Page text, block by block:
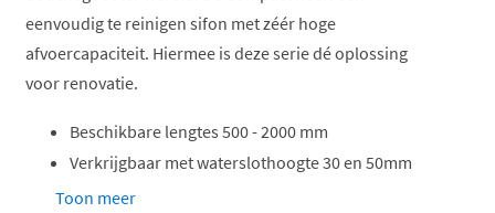
eenvoudig te reinigen sifon met zéér hoge
afvoercapaciteit. Hiermee is deze serie dé oplossing
voor renovatie.
Beschikbare lengtes ­500 -­ 2000 mm
Verkrijgbaar met waterslothoogte 30 en 50mm
Geschikt voor ­renovatie projecten
Toon meer